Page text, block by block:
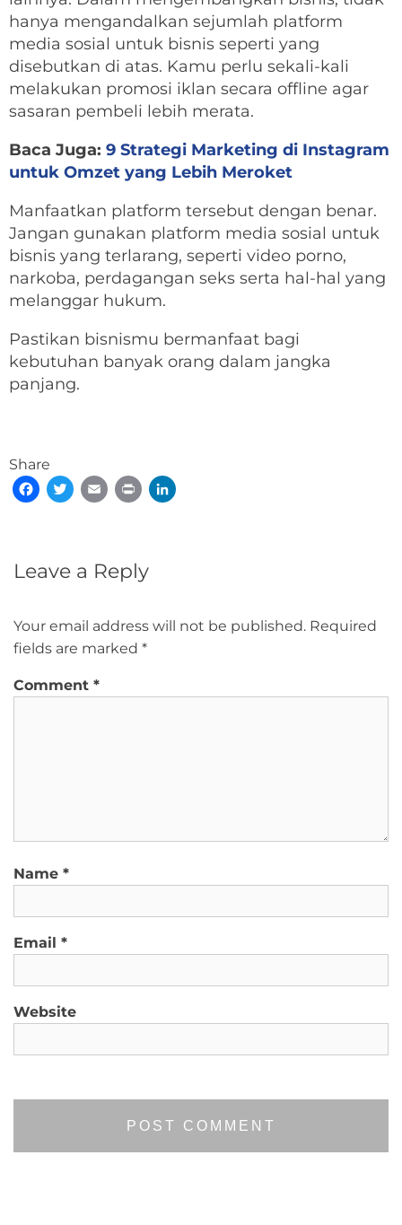
hanya mengandalkan sejumlah platform
media sosial untuk bisnis seperti yang
disebutkan di atas. Kamu perlu sekali-kali
melakukan promosi iklan secara offline agar
sasaran pembeli lebih merata.
Baca Juga: 9 Strategi Marketing di Instagram
untuk Omzet yang Lebih Meroket
Manfaatkan platform tersebut dengan benar.
Jangan gunakan platform media sosial untuk
bisnis yang terlarang, seperti video porno,
narkoba, perdagangan seks serta hal-hal yang
melanggar hukum.
Pastikan bisnismu bermanfaat bagi
kebutuhan banyak orang dalam jangka
panjang.
Share
Facebook
TwitterEmail Print
Leave a Reply
Your email address will not be published. Required
fields are marked *
Comment *
Name *
Email *
Website